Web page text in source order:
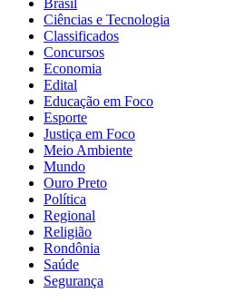
Brasil
Ciências e Tecnologia
Classificados
Concursos
Economia
Edital
Educação em Foco
Esporte
Justiça em Foco
Meio Ambiente
Mundo
Ouro Preto
Política
Regional
Religião
Rondônia
Saúde
Segurança